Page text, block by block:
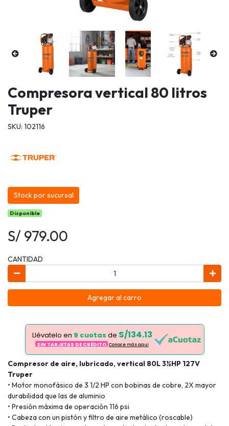
Compresora vertical 80 litros
Truper
SKU: 102116
Stock por sucursal
Disponible
S/ 979.00
CANTIDAD
Agregar al carro
Llévatelo en 9 cuotas de S/134.13
SIN TARJETAS DE CRÉDITO Conoce más aqui
Compresor de aire, lubricado, vertical 80L 3½HP 127V
Truper
• Motor monofásico de 3 1/2 HP con bobinas de cobre, 2X mayor
durabilidad que las de aluminio
• Presión máxima de operación 116 psi
• Cabeza con un pistón y filtro de aire metálico (roscable)